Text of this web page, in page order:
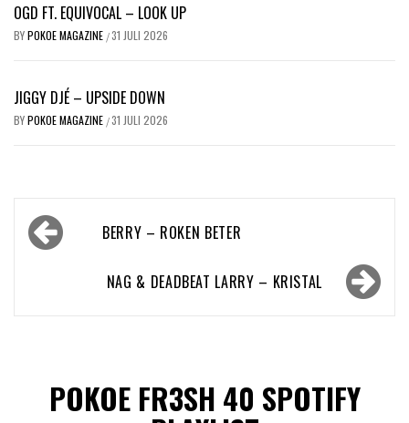
OGD FT. EQUIVOCAL – LOOK UP
BYPOKOE MAGAZINE /31 JULI 2026
JIGGY DJÉ – UPSIDE DOWN
BYPOKOE MAGAZINE /31 JULI 2026
Bericht
navigatieBERRY – ROKEN BETER
NAG & DEADBEAT LARRY – KRISTAL
POKOE FR3SH 40 SPOTIFY